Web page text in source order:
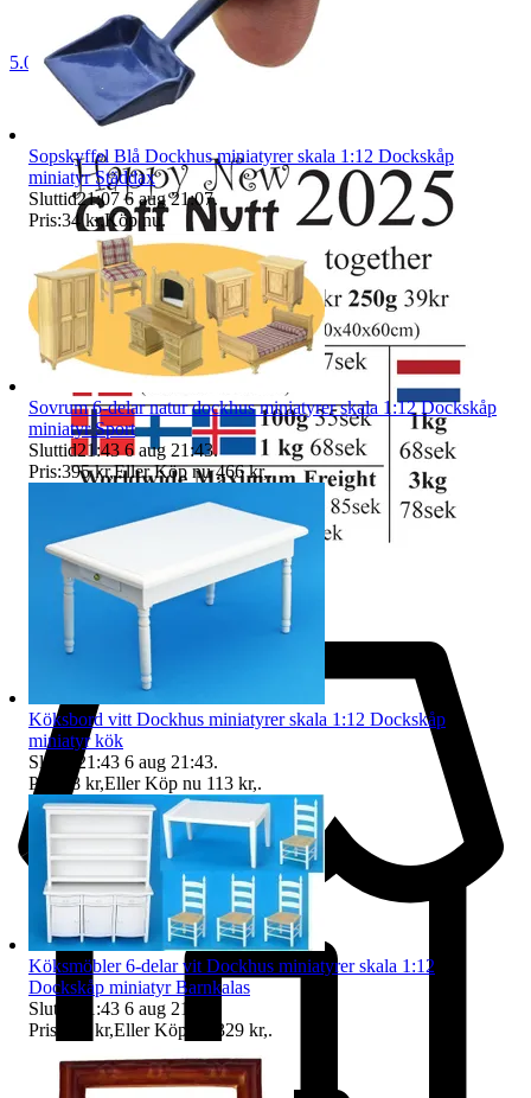
5.0
Sopskyffel Blå Dockhus miniatyrer skala 1:12 Dockskåp
miniatyr Städdax
Sluttid21:07 6 aug 21:07.
Pris:34 kr,Köp nu.
Sovrum 6-delar natur dockhus miniatyrer skala 1:12 Dockskåp
miniatyr Sport
Sluttid21:43 6 aug 21:43.
Pris:395 kr,Eller Köp nu 466 kr,.
Köksbord vitt Dockhus miniatyrer skala 1:12 Dockskåp
miniatyr kök
Sluttid
21:43 6 aug 21:43.
Pris:
98 kr,Eller Köp nu 113 kr,.
Köksmöbler 6-delar vit Dockhus miniatyrer skala 1:12
Dockskåp miniatyr Barnkalas
Sluttid
21:43 6 aug 21:43
Pris:
295 kr,Eller Köp nu 329 kr,.